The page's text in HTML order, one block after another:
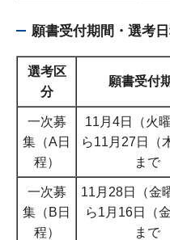
願書受付期間・選考
選考区
分
願書受付
一次募
集（A日
程）
11月4日（火
ら11月27日（
まで
一次募
集（B日
程）
11月28日（金
ら1月16日（金
まで